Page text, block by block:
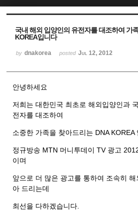
국내 해외 입양인의 유전자를 대조하여 가
KOREA입니다
by dnakorea posted Jul 12, 2012
안녕하세요
저희는 대한민국 최초로 해외입양인과
전자를 대조하여
소중한 가족을 찾아드리는 DNA KOREA
정규방송 MTN 머니투데이 TV 광고
이며
앞으로 더 많은 광고를 통하여 조속히
아 드리는데
최선을 다하겠습니다.
Sketchbook5, 스케치북5